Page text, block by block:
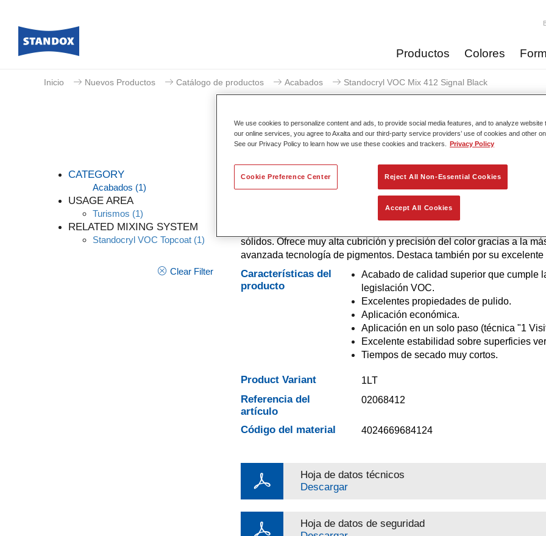
Productos Colores
Inicio Nuevos Productos Catálogo de productos Acabados Standocryl VOC Mix 412 Signal Black
CATEGORY
Acabados (1)
USAGE AREA
Turismos (1)
RELATED MIXING SYSTEM
Standocryl VOC Topcoat (1)
Clear Filter
Standocryl VOC Mix
Tinte que se usa en fórmulas de color. La pintura para automóvil
sólidos. Ofrece muy alta cubrición y precisión del color gracias a la
avanzada tecnología de pigmentos. Destaca también por su excelente
Características del
producto
Acabado de calidad superior que cumple
legislación VOC.
Excelentes propiedades de pulido.
Aplicación económica.
Aplicación en un solo paso (técnica "1
Excelente estabilidad sobre superficies
Tiempos de secado muy cortos.
Product Variant 1LT
Referencia del
artículo
02068412
Código del material 4024669684124
Hoja de datos técnicos
Descargar
Hoja de datos de seguridad
We use cookies to personalize content and ads, to provide social media features, and to analyze website
our online services, you agree to Axalta and our third-party service providers’ use of cookies and other
See our Privacy Policy to learn how we use these cookies and trackers.
Privacy Policy
Reject All Non-Essential Cookies
Accept All Cookies
Cookie Preference Center